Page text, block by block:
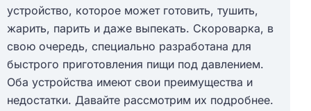
устройство, которое может готовить, тушить,
жарить, парить и даже выпекать. Скороварка, в
свою очередь, специально разработана для
быстрого приготовления пищи под давлением.
Оба устройства имеют свои преимущества и
недостатки. Давайте рассмотрим их подробнее.